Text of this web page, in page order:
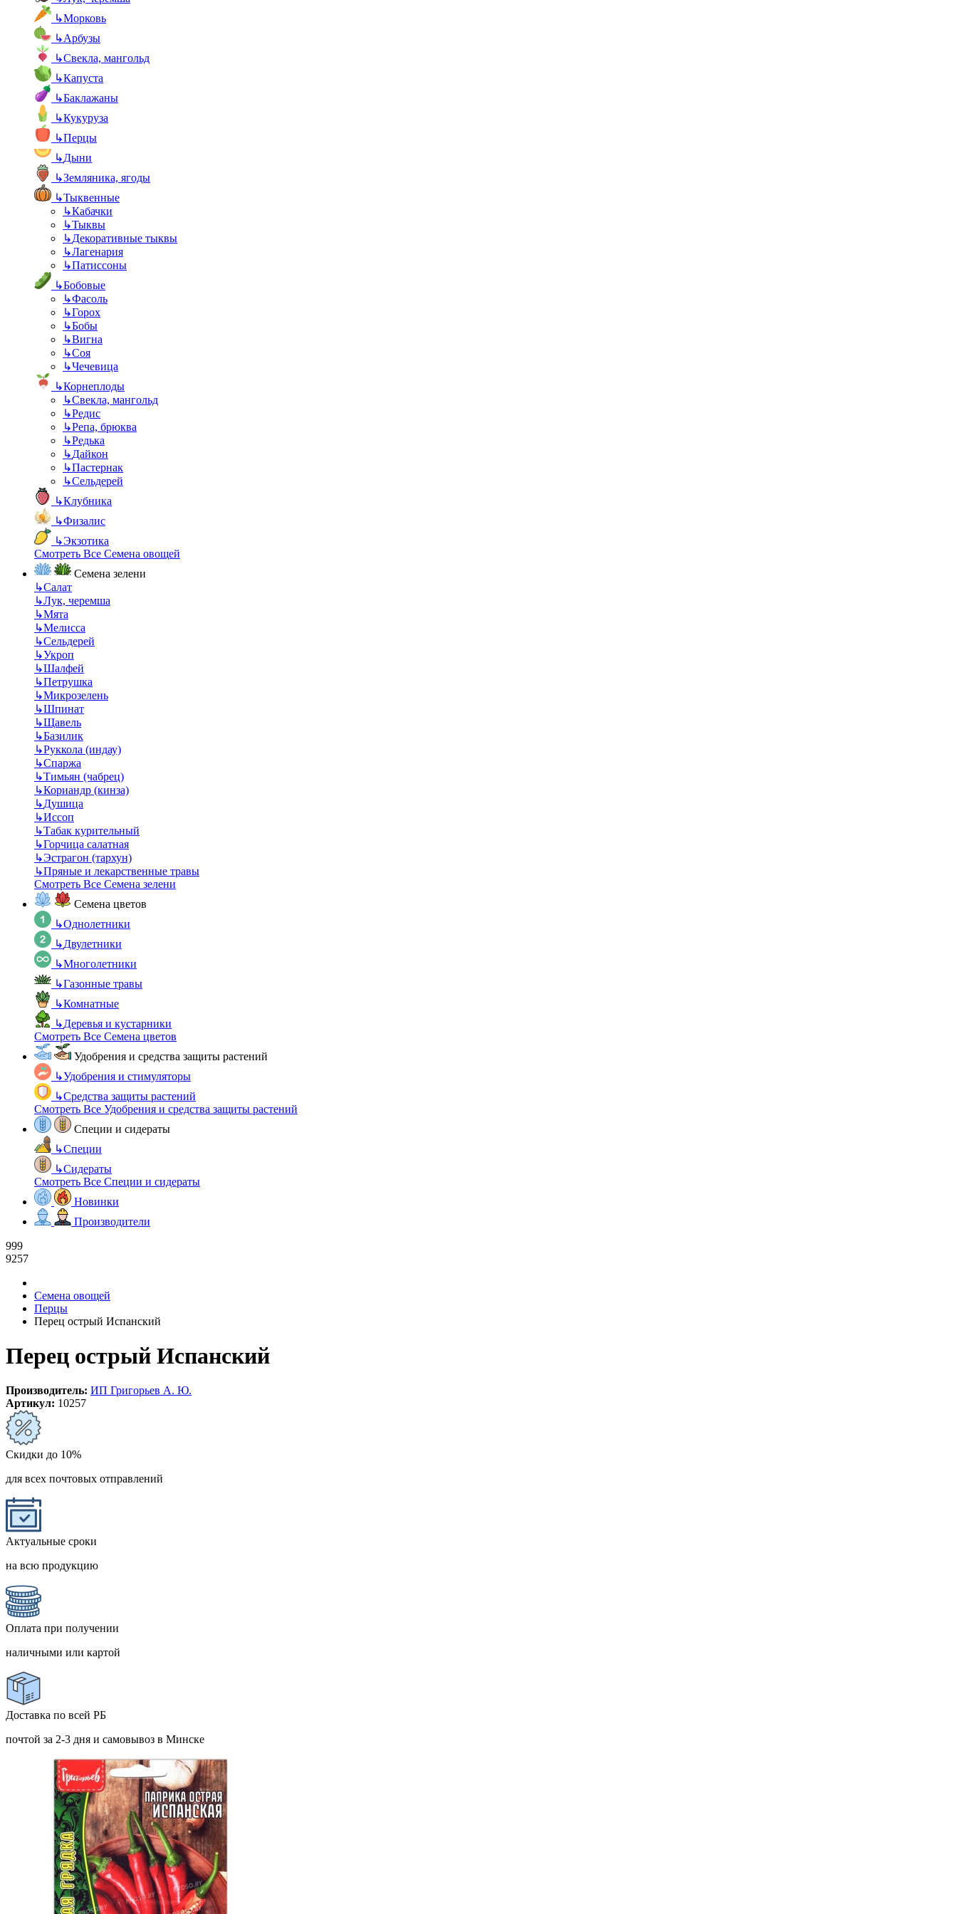
↳Морковь
↳Арбузы
↳Свекла, мангольд
↳Капуста
↳Баклажаны
↳Кукуруза
↳Перцы
↳Дыни
↳Земляника, ягоды
↳Тыквенные
↳Кабачки
↳Тыквы
↳Декоративные тыквы
↳Лагенария
↳Патиссоны
↳Бобовые
↳Фасоль
↳Горох
↳Бобы
↳Вигна
↳Соя
↳Чечевица
↳Корнеплоды
↳Свекла, мангольд
↳Редис
↳Репа, брюква
↳Редька
↳Дайкон
↳Пастернак
↳Сельдерей
↳Клубника
↳Физалис
↳Экзотика
Смотреть Все Семена овощей
Семена зелени
↳Салат
↳Лук, черемша
↳Мята
↳Мелисса
↳Сельдерей
↳Укроп
↳Шалфей
↳Петрушка
↳Микрозелень
↳Шпинат
↳Щавель
↳Базилик
↳Руккола (индау)
↳Спаржа
↳Тимьян (чабрец)
↳Кориандр (кинза)
↳Душица
↳Иссоп
↳Табак курительный
↳Горчица салатная
↳Эстрагон (тархун)
↳Пряные и лекарственные травы
Смотреть Все Семена зелени
Семена цветов
↳Однолетники
↳Двулетники
↳Многолетники
↳Газонные травы
↳Комнатные
↳Деревья и кустарники
Смотреть Все Семена цветов
Удобрения и средства защиты растений
↳Удобрения и стимуляторы
↳Средства защиты растений
Смотреть Все Удобрения и средства защиты растений
Специи и сидераты
↳Специи
↳Сидераты
Смотреть Все Специи и сидераты
Новинки
Производители
999
9257
Семена овощей
Перцы
Перец острый Испанский
Перец острый Испанский
Производитель: ИП Григорьев А. Ю.
Артикул: 10257
Скидки до 10%
для всех почтовых отправлений
Актуальные сроки
на всю продукцию
Оплата при получении
наличными или картой
Доставка по всей РБ
почтой за 2-3 дня и самовывоз в Минске